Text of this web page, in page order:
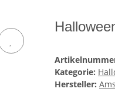
Kategorie:
Hersteller: